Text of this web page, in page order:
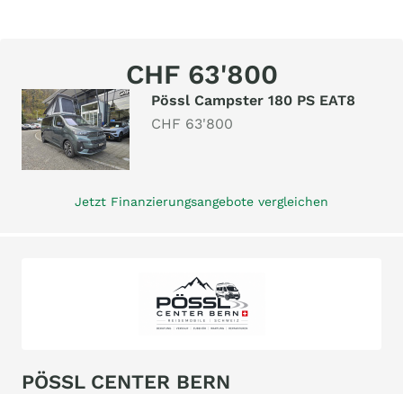
CHF 63'800
Pössl Campster 180 PS EAT8
CHF 63'800
Jetzt Finanzierungsangebote vergleichen
PÖSSL CENTER BERN